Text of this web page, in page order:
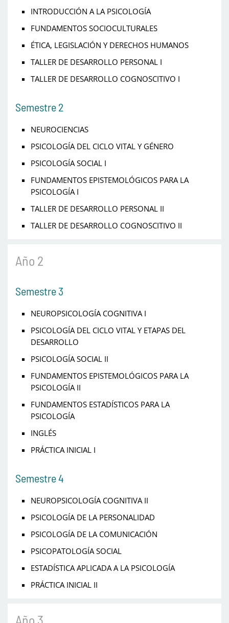
INTRODUCCIÓN A LA PSICOLOGÍA
FUNDAMENTOS SOCIOCULTURALES
ÉTICA, LEGISLACIÓN Y DERECHOS HUMANOS
TALLER DE DESARROLLO PERSONAL I
TALLER DE DESARROLLO COGNOSCITIVO I
Semestre 2
NEUROCIENCIAS
PSICOLOGÍA DEL CICLO VITAL Y GÉNERO
PSICOLOGÍA SOCIAL I
FUNDAMENTOS EPISTEMOLÓGICOS PARA LA
PSICOLOGÍA I
TALLER DE DESARROLLO PERSONAL II
TALLER DE DESARROLLO COGNOSCITIVO II
Año 2
Semestre 3
NEUROPSICOLOGÍA COGNITIVA I
PSICOLOGÍA DEL CICLO VITAL Y ETAPAS DEL
DESARROLLO
PSICOLOGÍA SOCIAL II
FUNDAMENTOS EPISTEMOLÓGICOS PARA LA
PSICOLOGÍA II
FUNDAMENTOS ESTADÍSTICOS PARA LA
PSICOLOGÍA
INGLÉS
PRÁCTICA INICIAL I
Semestre 4
NEUROPSICOLOGÍA COGNITIVA II
PSICOLOGÍA DE LA PERSONALIDAD
PSICOLOGÍA DE LA COMUNICACIÓN
PSICOPATOLOGÍA SOCIAL
ESTADÍSTICA APLICADA A LA PSICOLOGÍA
PRÁCTICA INICIAL II
Año 3